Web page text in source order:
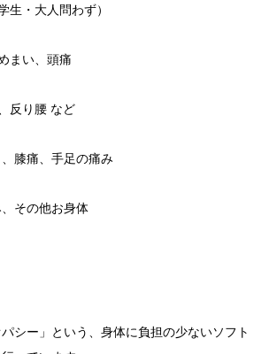
生・大人問わず）
まい、頭痛
反り腰 など
膝痛、手足の痛み
の痛み、その他お身体
シー」という、身体に負担の少ないソフト